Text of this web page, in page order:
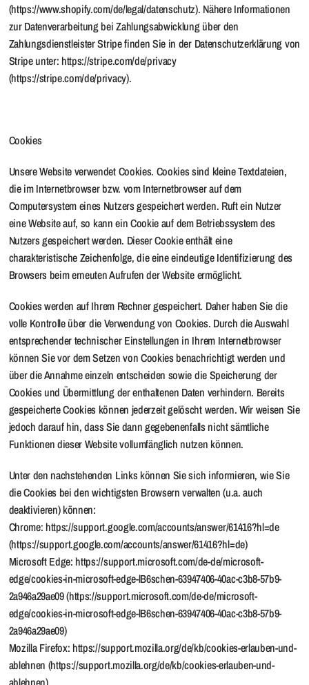
(https://www.shopify.com/de/legal/datenschutz). Nähere Informationen
zur Datenverarbeitung bei Zahlungsabwicklung über den
Zahlungsdienstleister Stripe finden Sie in der Datenschutzerklärung von
Stripe unter: https://stripe.com/de/privacy
(https://stripe.com/de/privacy).
Cookies
Unsere Website verwendet Cookies. Cookies sind kleine Textdateien,
die im Internetbrowser bzw. vom Internetbrowser auf dem
Computersystem eines Nutzers gespeichert werden. Ruft ein Nutzer
eine Website auf, so kann ein Cookie auf dem Betriebssystem des
Nutzers gespeichert werden. Dieser Cookie enthält eine
charakteristische Zeichenfolge, die eine eindeutige Identifizierung des
Browsers beim erneuten Aufrufen der Website ermöglicht.
Cookies werden auf Ihrem Rechner gespeichert. Daher haben Sie die
volle Kontrolle über die Verwendung von Cookies. Durch die Auswahl
entsprechender technischer Einstellungen in Ihrem Internetbrowser
können Sie vor dem Setzen von Cookies benachrichtigt werden und
über die Annahme einzeln entscheiden sowie die Speicherung der
Cookies und Übermittlung der enthaltenen Daten verhindern. Bereits
gespeicherte Cookies können jederzeit gelöscht werden. Wir weisen Sie
jedoch darauf hin, dass Sie dann gegebenenfalls nicht sämtliche
Funktionen dieser Website vollumfänglich nutzen können.
Unter den nachstehenden Links können Sie sich informieren, wie Sie
die Cookies bei den wichtigsten Browsern verwalten (u.a. auch
deaktivieren) können:
Chrome: https://support.google.com/accounts/answer/61416?hl=de
(https://support.google.com/accounts/answer/61416?hl=de)
Microsoft Edge: https://support.microsoft.com/de-de/microsoft-
edge/cookies-in-microsoft-edge-lB6schen-63947406-40ac-c3b8-57b9-
2a946a29ae09 (https://support.microsoft.com/de-de/microsoft-
edge/cookies-in-microsoft-edge-lB6schen-63947406-40ac-c3b8-57b9-
2a946a29ae09)
Mozilla Firefox: https://support.mozilla.org/de/kb/cookies-erlauben-und-
ablehnen (https://support.mozilla.org/de/kb/cookies-erlauben-und-